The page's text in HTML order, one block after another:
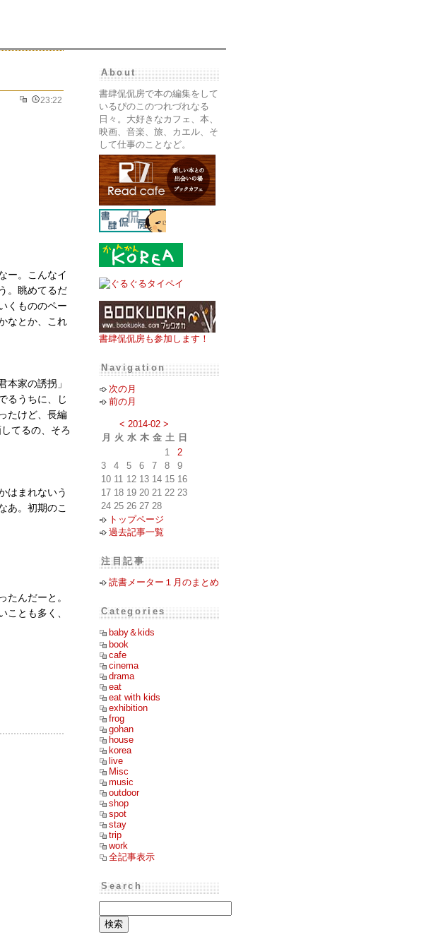
23:22
ー。こんなイ
。眺めてるだ
くもののペー
なとか、これ
本家の誘拐」
るうちに、じ
たけど、長編
てるの、そろ
はまれないう
あ。初期のこ
たんだーと。
とも多く、
About
書肆侃侃房で本の編集をして
いるぴのこのつれづれなる
日々。大好きなカフェ、本、
映画、音楽、旅、カエル、そ
して仕事のことなど。
書肆侃侃房も参加します！
Navigation
次の月
前の月
< 2014-02 >
月
火 水 木 金 土 日
1
2
3
4 5 6 7 8
9
10 11 12 13 14 15 16
17 18 19 20 21 22 23
24 25 26 27 28
トップページ
過去記事一覧
注目記事
読書メーター１月のまとめ
Categories
baby＆kids
book
cafe
cinema
drama
eat
eat with kids
exhibition
frog
gohan
house
korea
live
Misc
music
outdoor
shop
spot
stay
trip
work
全記事表示
Search